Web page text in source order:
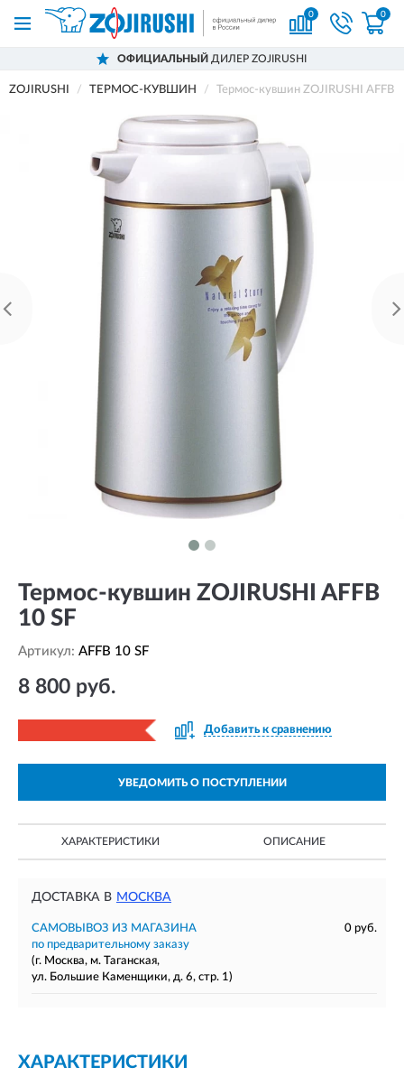
0 0
ОФИЦИАЛЬНЫЙ ДИЛЕР ZOJIRUSHI
ZOJIRUSHI ТЕРМОС-КУВШИН Термос-кувшин ZOJIRUSHI AFFB
Термос-кувшин ZOJIRUSHI AFFB
10 SF
Артикул: AFFB 10 SF
8 800 руб.
Добавить к сравнению
УВЕДОМИТЬ О ПОСТУПЛЕНИИ
ХАРАКТЕРИСТИКИ ОПИСАНИЕ
ДОСТАВКА В МОСКВА
САМОВЫВОЗ ИЗ МАГАЗИНА
0 руб.
по предварительному заказу
(г. Москва, м. Таганская,
ул. Большие Каменщики, д. 6, стр. 1)
ХАРАКТЕРИСТИКИ